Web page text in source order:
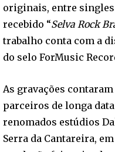
originais, entre singles
recebido “Selva Rock
trabalho conta com a
do selo ForMusic
As gravações
parceiros de longa
renomados estúdios
Serra da Cantareira,